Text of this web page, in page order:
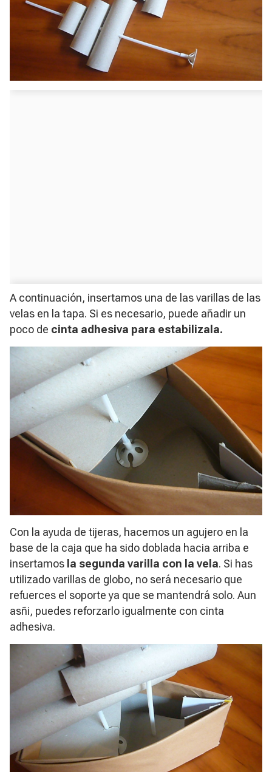
A continuación, insertamos una de las varillas de las
velas en la tapa. Si es necesario, puede añadir un
poco de cinta adhesiva para estabilizala.
Con la ayuda de tijeras, hacemos un agujero en la
base de la caja que ha sido doblada hacia arriba e
insertamos la segunda varilla con la vela. Si has
utilizado varillas de globo, no será necesario que
refuerces el soporte ya que se mantendrá solo. Aun
asñi, puedes reforzarlo igualmente con cinta
adhesiva.